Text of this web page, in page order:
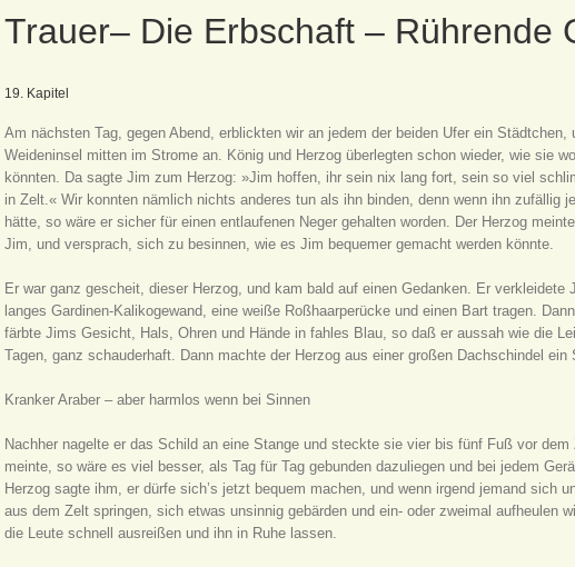
Trauer– Die Erbschaft – Rührende
19. Kapitel
Am nächsten Tag, gegen Abend, erblickten wir an jedem der beiden Ufer ein Städtchen,
Weideninsel mitten im Strome an. König und Herzog überlegten schon wieder, wie sie
könnten. Da sagte Jim zum Herzog: »Jim hoffen, ihr sein nix lang fort, sein so viel
in Zelt.« Wir konnten nämlich nichts anderes tun als ihn binden, denn wenn ihn zufällig
hätte, so wäre er sicher für einen entlaufenen Neger gehalten worden. Der Herzog
Jim, und versprach, sich zu besinnen, wie es Jim bequemer gemacht werden könnte.
Er war ganz gescheit, dieser Herzog, und kam bald auf einen Gedanken. Er
langes Gardinen-Kalikogewand, eine weiße Roßhaarperücke und einen Bart tragen.
färbte Jims Gesicht, Hals, Ohren und Hände in fahles Blau, so daß er aussah wie die
Tagen, ganz schauderhaft. Dann machte der Herzog aus einer großen Dachschindel ein
Kranker Araber – aber harmlos wenn bei Sinnen
Nachher nagelte er das Schild an eine Stange und steckte sie vier bis fünf Fuß vor
meinte, so wäre es viel besser, als Tag für Tag gebunden dazuliegen und bei jedem
Herzog sagte ihm, er dürfe sich’s jetzt bequem machen, und wenn irgend jemand sich
aus dem Zelt springen, sich etwas unsinnig gebärden und ein- oder zweimal aufheulen
die Leute schnell ausreißen und ihn in Ruhe lassen.